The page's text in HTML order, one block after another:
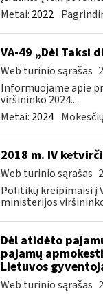
Metai: 2022
VA-49 „Dėl Taksi
Web turinio sąrašas
Informuojame apie
viršininko 2024...
Metai: 2024
2018 m. IV
Web turinio sąrašas
Politikų kreipimaisi į
ministerijos viršininko
Dėl atidėto
pajamų
Lietuvos
Web turinio sąrašas